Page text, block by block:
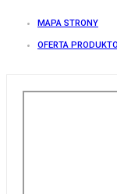
MAPA STRONY
OFERTA